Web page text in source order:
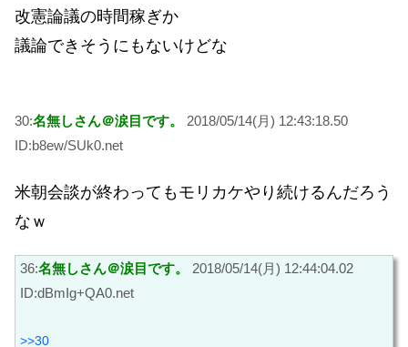
改憲論議の時間稼ぎか
議論できそうにもないけどな
30:名無しさん＠涙目です。
2018/05/14(月) 12:43:18.50
ID:b8ew/SUk0.net
米朝会談が終わってもモリカケやり続けるんだろう
なｗ
36:名無しさん＠涙目です。
2018/05/14(月) 12:44:04.02
ID:dBmIg+QA0.net
>>30